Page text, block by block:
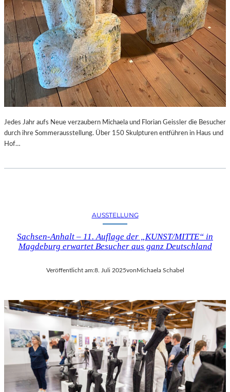
Jedes Jahr aufs Neue verzaubern Michaela und Florian Geissler die Besucher
durch ihre Sommerausstellung. Über 150 Skulpturen entführen in Haus und
Hof…
AUSSTELLUNG
Sachsen-Anhalt – 11. Auflage der „KUNST/MITTE“ in
Magdeburg erwartet Besucher aus ganz Deutschland
Veröffentlicht am:8. Juli 2025vonMichaela Schabel